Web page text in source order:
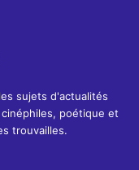
sujets d'actualités
poétique et
trouvailles.